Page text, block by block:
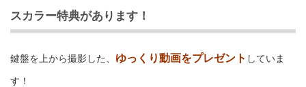
スカラー特典があります！
鍵盤を上から撮影した、 ゆっくり動画をプレゼント していま
す！